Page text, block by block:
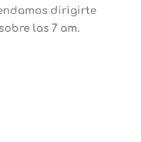
dirigirte
las 7 am.